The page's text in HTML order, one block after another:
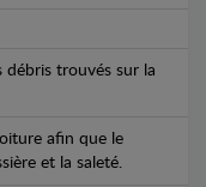
débris trouvés sur la
afin que le
et la saleté.